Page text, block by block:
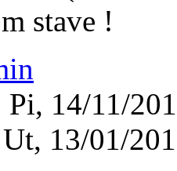
stave !
14/11/
13/01/